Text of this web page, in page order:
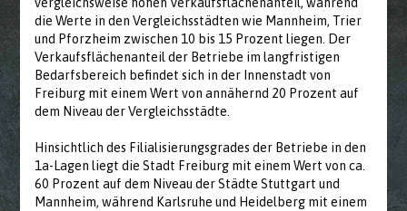
vergleichsweise hohen Verkaufsflächenanteil, während
die Werte in den Vergleichsstädten wie Mannheim, Trier
und Pforzheim zwischen 10 bis 15 Prozent liegen. Der
Verkaufsflächenanteil der Betriebe im langfristigen
Bedarfsbereich befindet sich in der Innenstadt von
Freiburg mit einem Wert von annähernd 20 Prozent auf
dem Niveau der Vergleichsstädte.
Hinsichtlich des Filialisierungsgrades der Betriebe in den
1a-Lagen liegt die Stadt Freiburg mit einem Wert von ca.
60 Prozent auf dem Niveau der Städte Stuttgart und
Mannheim, während Karlsruhe und Heidelberg mit einem